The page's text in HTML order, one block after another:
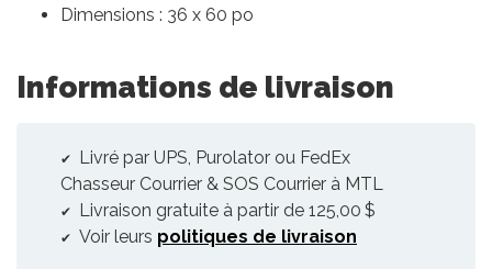
Dimensions : 36 x 60 po
Informations de livraison
Livré par UPS, Purolator ou FedEx
Chasseur Courrier & SOS Courrier à MTL
Livraison gratuite à partir de 125,00 $
Voir leurs politiques de livraison